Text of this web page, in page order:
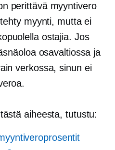
perittävä myyntivero
myynti, mutta ei
ostajia. Jos
osavaltiossa ja
verkossa, sinun ei
aiheesta, tutustu: